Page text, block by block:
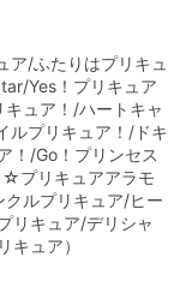
ア/ふたりはプリキュ
Yes！プリキュア
ュア！/ハートキャ
ルプリキュア！/ドキ
！/Go！プリンセス
☆プリキュアアラモ
ルプリキュア/ヒー
リキュア/デリシャ
ュア）